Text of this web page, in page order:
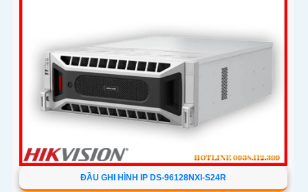
ĐẦU GHI HÌNH IP DS-96128NXI-S24R